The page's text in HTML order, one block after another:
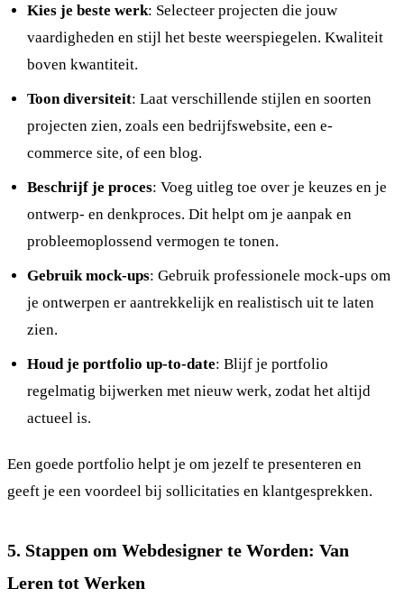
Kies je beste werk: Selecteer projecten die jouw
vaardigheden en stijl het beste weerspiegelen. Kwaliteit
boven kwantiteit.
Toon diversiteit: Laat verschillende stijlen en soorten
projecten zien, zoals een bedrijfswebsite, een e-
commerce site, of een blog.
Beschrijf je proces: Voeg uitleg toe over je keuzes en je
ontwerp- en denkproces. Dit helpt om je aanpak en
probleemoplossend vermogen te tonen.
Gebruik mock-ups: Gebruik professionele mock-ups om
je ontwerpen er aantrekkelijk en realistisch uit te laten
zien.
Houd je portfolio up-to-date: Blijf je portfolio
regelmatig bijwerken met nieuw werk, zodat het altijd
actueel is.
Een goede portfolio helpt je om jezelf te presenteren en
geeft je een voordeel bij sollicitaties en klantgesprekken.
5. Stappen om Webdesigner te Worden: Van
Leren tot Werken